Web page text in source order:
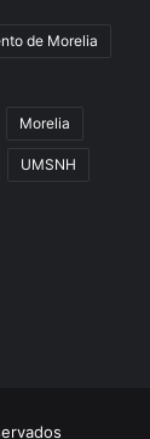
de Morelia
Morelia
UMSNH